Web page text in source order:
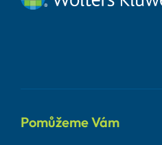
Pomůžeme Vám